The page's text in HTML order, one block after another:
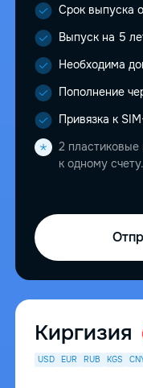
Срок выпуска
Выпуск на 5
Необходима
Пополнение
Привязка к
2 пластиковые
к одному счету.
Киргизия
USD EUR RUB KGS